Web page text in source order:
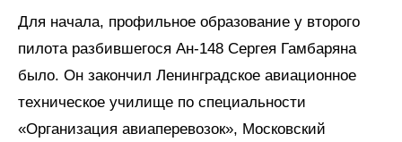
Для начала, профильное образование у второго
пилота разбившегося Ан-148 Сергея Гамбаряна
было. Он закончил Ленинградское авиационное
техническое училище по специальности
«Организация авиаперевозок», Московский